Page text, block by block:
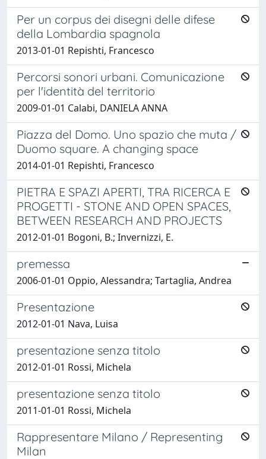
Per un corpus dei disegni delle difese
della Lombardia spagnola
2013-01-01 Repishti, Francesco
Percorsi sonori urbani. Comunicazione
per l'identità del territorio
2009-01-01 Calabi, DANIELA ANNA
Piazza del Domo. Uno spazio che muta /
Duomo square. A changing space
2014-01-01 Repishti, Francesco
PIETRA E SPAZI APERTI, TRA RICERCA E
PROGETTI - STONE AND OPEN SPACES,
BETWEEN RESEARCH AND PROJECTS
2012-01-01 Bogoni, B.; Invernizzi, E.
premessa
2006-01-01 Oppio, Alessandra; Tartaglia, Andrea
Presentazione
2012-01-01 Nava, Luisa
presentazione senza titolo
2012-01-01 Rossi, Michela
presentazione senza titolo
2011-01-01 Rossi, Michela
Rappresentare Milano / Representing
Milan